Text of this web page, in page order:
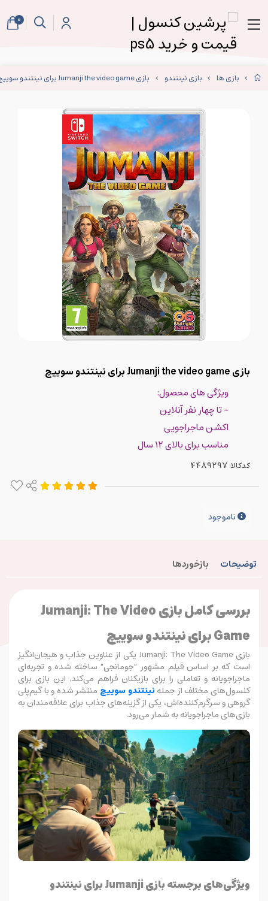
بازی ها بازی نینتندو بازی Jumanji the video game برای نینتندو سوییچ
بازی Jumanji the video game برای نینتندو سوییچ
ویژگی های محصول:
- تا چهار نفر آنلاین
اکشن ماجراجویی
مناسب برای بالای ۱۲ سال
کدکالا:
ناموجود
توضیحات بازخوردها
بررسی کامل بازی Jumanji: The Video
Game برای نینتندو سوییچ
بازی Jumanji: The Video Game یکی از عناوین جذاب و هیجان‌انگیز
است که بر اساس فیلم مشهور "جومانجی" ساخته شده و تجربه‌ای
ماجراجویانه و تعاملی را برای بازیکنان فراهم می‌کند. این بازی برای
کنسول‌های مختلف از جمله نینتندو سوییچ منتشر شده و با گیم‌پلی
گروهی و سرگرم‌کننده‌اش، یکی از گزینه‌های جذاب برای علاقه‌مندان به
بازی‌های ماجراجویانه به شمار می‌رود.
ویژگی‌های برجسته بازی Jumanji برای نینتندو
0